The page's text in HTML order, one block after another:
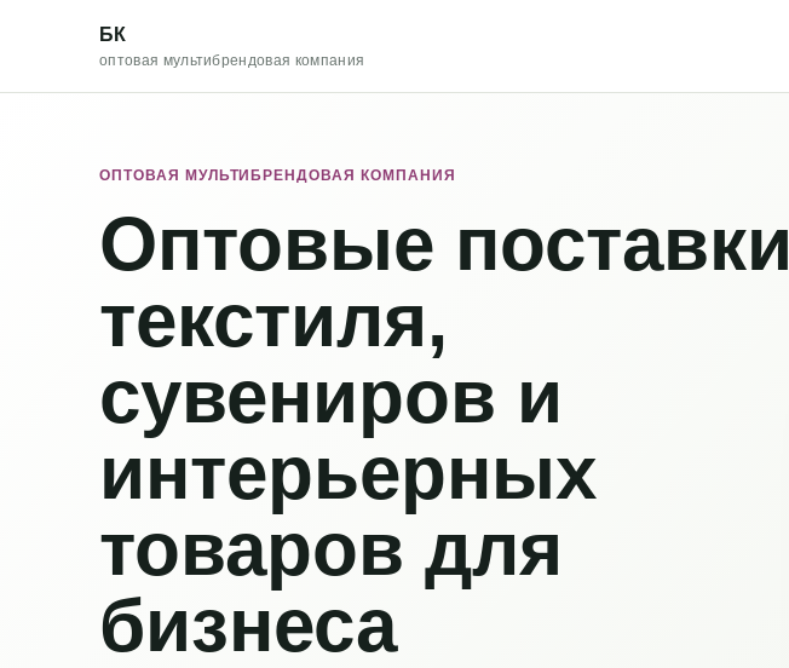
БК
оптовая мультибрендовая компания
ОПТОВАЯ МУЛЬТИБРЕНДОВАЯ КОМПАНИЯ
Оптовые поставки
текстиля,
сувениров и
интерьерных
товаров для
бизнеса